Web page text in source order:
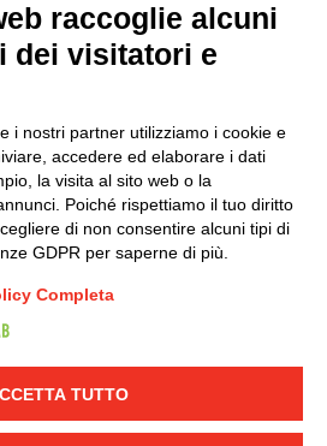
YOUTUBE
- -
Cookie-Yourbiz
gestione e controllo – D. lgs.
231/2001
di vendita DKC Power Solutions
generali di acquisto
Codice etico
raccoglie alcuni
dei visitatori e
i nostri partner utilizziamo i cookie e
accedere ed elaborare i dati
la visita al sito web o la
Poiché rispettiamo il tuo diritto
di non consentire alcuni tipi di
GDPR per saperne di più.
Completa
TUTTO